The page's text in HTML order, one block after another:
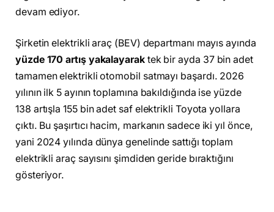
devam ediyor.
Şirketin elektrikli araç (BEV) departmanı mayıs ayında
yüzde 170 artış yakalayaraktek bir ayda 37 bin adet
tamamen elektrikli otomobil satmayı başardı. 2026
yılının ilk 5 ayının toplamına bakıldığında ise yüzde
138 artışla 155 bin adet saf elektrikli Toyota yollara
çıktı. Bu şaşırtıcı hacim, markanın sadece iki yıl önce,
yani 2024 yılında dünya genelinde sattığı toplam
elektrikli araç sayısını şimdiden geride bıraktığını
gösteriyor.